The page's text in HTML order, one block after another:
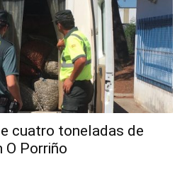
cuatro toneladas de
O Porriño